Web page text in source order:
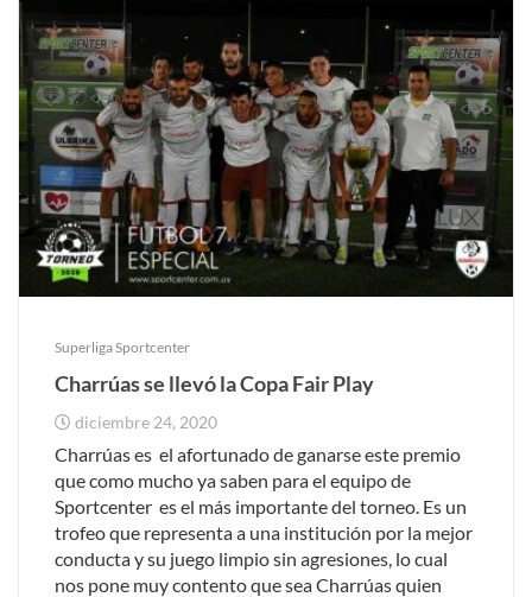
Superliga Sportcenter
Charrúas se llevó la Copa Fair Play
diciembre 24, 2020
Charrúas es el afortunado de ganarse este premio
que como mucho ya saben para el equipo de
Sportcenter es el más importante del torneo. Es un
trofeo que representa a una institución por la mejor
conducta y su juego limpio sin agresiones, lo cual
nos pone muy contento que sea Charrúas quien